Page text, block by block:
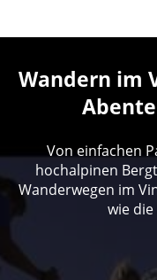
Wandern im
Von einfachen
hochalpinen
Wanderwegen im
wie